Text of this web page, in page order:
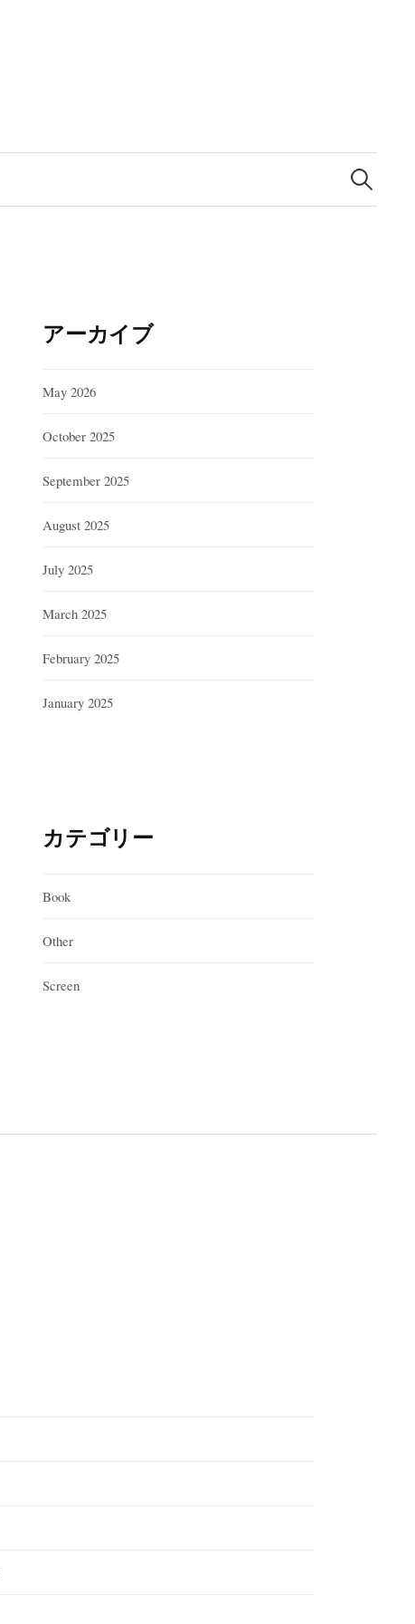
Search
for:
アーカイブ
May 2026
October 2025
September 2025
August 2025
July 2025
March 2025
February 2025
January 2025
カテゴリー
Book
Other
Screen